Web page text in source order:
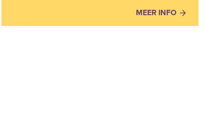
MEER INFO